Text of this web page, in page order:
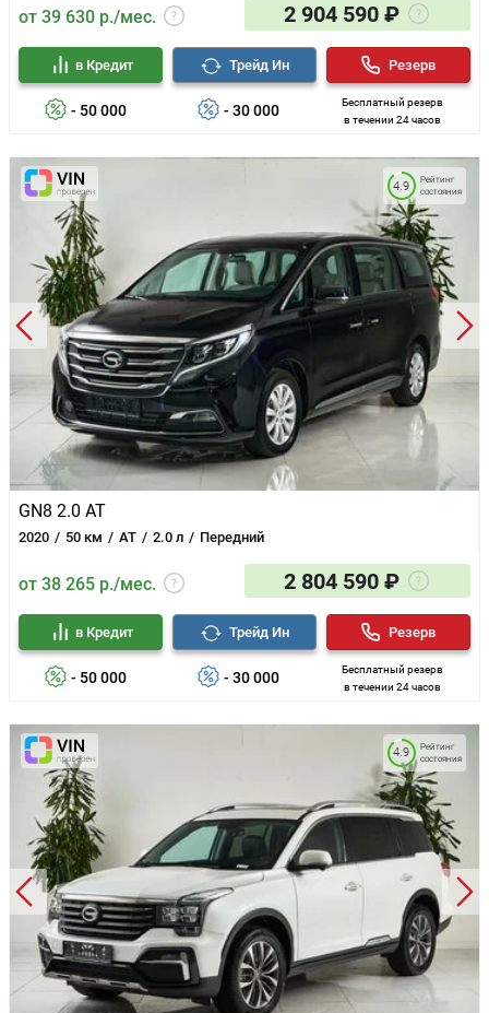
от 39 630 р./мес. 2 904 590 ₽
- 50 000
в Кредит
- 30 000
Трейд Ин
Бесплатный резерв
в течении 24 часов
Резерв
GN8 2.0 AT
2020 50 км AT 2.0 л Передний
Рейтинг
состояния
4.9
от 38 265 р./мес. 2 804 590 ₽
- 50 000
в Кредит
- 30 000
Трейд Ин
Бесплатный резерв
в течении 24 часов
Резерв
Рейтинг
состояния
4.9